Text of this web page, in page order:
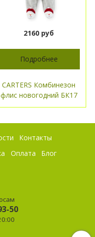
2160 руб
Подробнее
CARTERS Комбинезон
флис новогодний БК17
Контакты
Оплата Блог
50